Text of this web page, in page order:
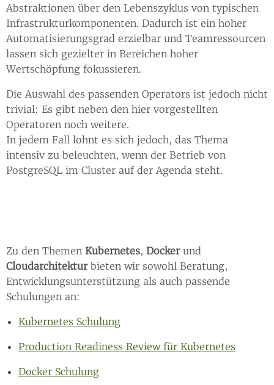
Abstraktionen über den Lebenszyklus von typischen
Infrastrukturkomponenten. Dadurch ist ein hoher
Automatisierungsgrad erzielbar und Teamressourcen
lassen sich gezielter in Bereichen hoher
Wertschöpfung fokussieren.
Die Auswahl des passenden Operators ist jedoch nicht
trivial: Es gibt neben den hier vorgestellten
Operatoren noch weitere.
In jedem Fall lohnt es sich jedoch, das Thema
intensiv zu beleuchten, wenn der Betrieb von
PostgreSQL im Cluster auf der Agenda steht.
Zu den Themen Kubernetes, Dockerund
Cloudarchitekturbieten wir sowohl Beratung,
Entwicklungsunterstützung als auch passende
Schulungen an:
Kubernetes Schulung
Production Readiness Review für Kubernetes
Docker Schulung